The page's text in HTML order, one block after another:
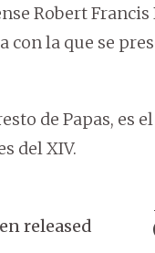
Robert
la que se
de Papas, es
del XIV.
released